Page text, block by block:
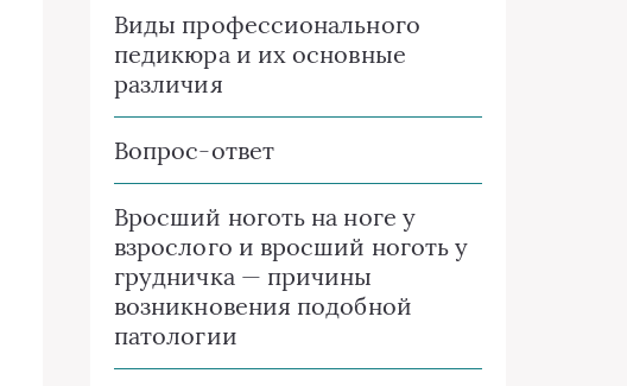
Виды профессионального
педикюра и их основные
различия
Вопрос-ответ
Вросший ноготь на ноге у
взрослого и вросший ноготь у
грудничка — причины
возникновения подобной
патологии